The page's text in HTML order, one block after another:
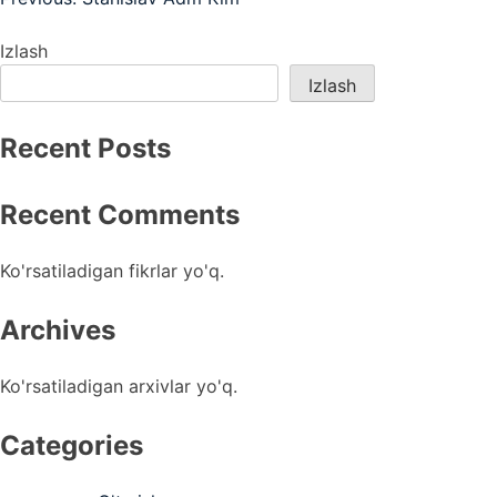
menyusi
Izlash
Izlash
Recent Posts
Recent Comments
Ko'rsatiladigan fikrlar yo'q.
Archives
Ko'rsatiladigan arxivlar yo'q.
Categories